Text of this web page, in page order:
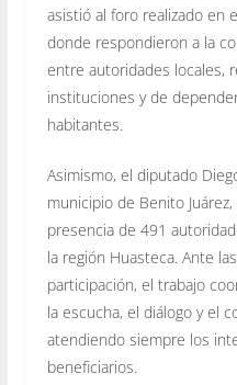
asistió al foro realizado en
donde respondieron a la
entre autoridades locales,
instituciones y de
habitantes.
Asimismo, el diputado
municipio de Benito
presencia de 491
la región Huasteca. Ante
participación, el trabajo
la escucha, el diálogo y el
atendiendo siempre los
beneficiarios.